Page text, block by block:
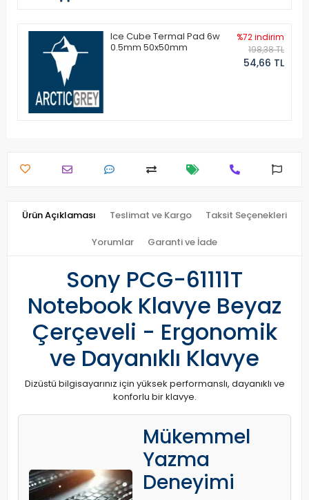
Ice Cube Termal Pad 6w
0.5mm 50x50mm
%72 indirim
198,38 TL
54,66 TL
Ürün Açıklaması Teslimat ve Kargo Taksit Seçenekleri
Yorumlar Garanti ve İade
Sony PCG-61111T
Notebook Klavye Beyaz
Çerçeveli - Ergonomik
ve Dayanıklı Klavye
Dizüstü bilgisayarınız için yüksek performanslı, dayanıklı ve
konforlu bir klavye.
Mükemmel
Yazma
Deneyimi